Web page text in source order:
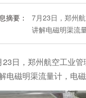
摘要：
7月23日，郑州
讲解电磁明渠流
日，郑州航空工业
电磁明渠流量计，电